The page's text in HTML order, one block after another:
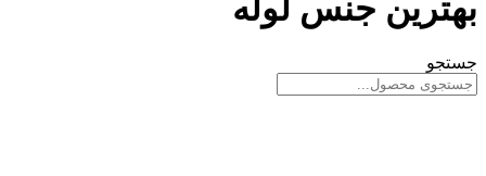
بهترین جنس لوله
جستجو